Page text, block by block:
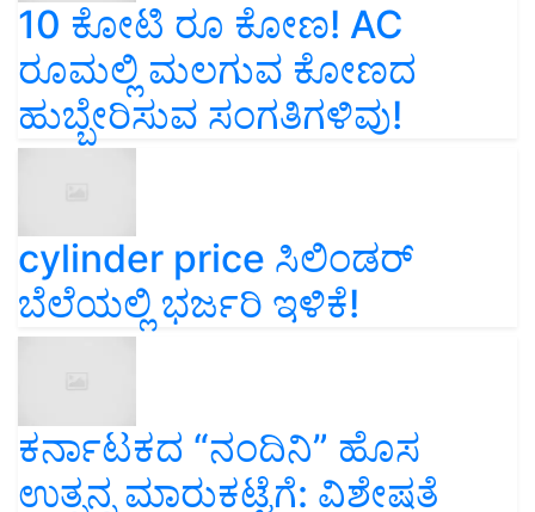
10 ಕೋಟಿ ರೂ ಕೋಣ! AC
ರೂಮಲ್ಲಿ ಮಲಗುವ ಕೋಣದ
ಹುಬ್ಬೇರಿಸುವ ಸಂಗತಿಗಳಿವು!
cylinder price ಸಿಲಿಂಡರ್‌
ಬೆಲೆಯಲ್ಲಿ ಭರ್ಜರಿ ಇಳಿಕೆ!
ಕರ್ನಾಟಕದ “ನಂದಿನಿ” ಹೊಸ
ಉತ್ಪನ್ನ ಮಾರುಕಟ್ಟೆಗೆ: ವಿಶೇಷತೆ